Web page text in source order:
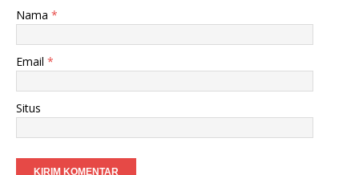
Nama *
Email *
Situs